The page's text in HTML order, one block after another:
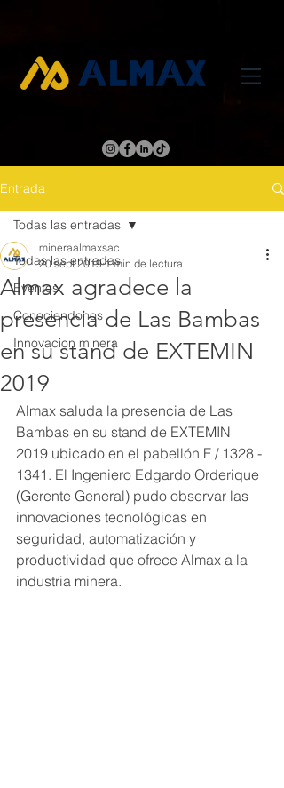
Entrada
Todas las entradas
Eventos
Conociendonos
Innovacion minera
Todas las entradas
Almax agradece la
presencia de Las Bambas
en su stand de EXTEMIN
2019
mineraalmaxsac
20 sept 2019 1 min de lectura
Almax saluda la presencia de Las
Bambas en su stand de EXTEMIN
2019 ubicado en el pabellón F / 1328 -
1341. El Ingeniero Edgardo Orderique
(Gerente General) pudo observar las
innovaciones tecnológicas en
seguridad, automatización y
productividad que ofrece Almax a la
industria minera.